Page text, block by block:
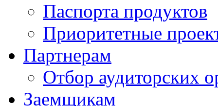
Паспорта продуктов
Приоритетные
Партнерам
Отбор аудиторских
Заемщикам